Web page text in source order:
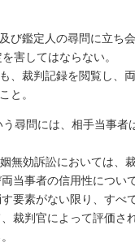
び鑑定人の尋問に立ち
害してはならない。
、裁判記録を閲覧し、
と。
う尋問には、相手当事者
無効訴訟においては、
当事者の信用性につい
要素がない限り、すべ
裁判官によって評価さ